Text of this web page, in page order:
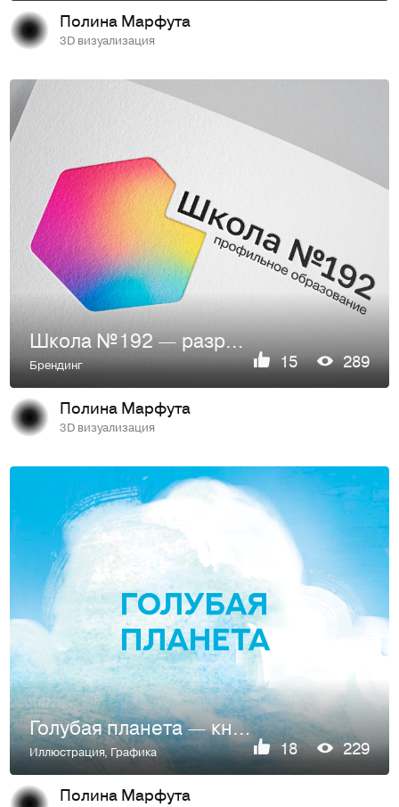
Полина Марфута
3D визуализация
Школа №192 — разработка логотипа и гайдлайна
Брендинг 15 289
Полина Марфута
3D визуализация
Голубая планета — книжка-картинка
Иллюстрация,Графика 18 229
Полина Марфута